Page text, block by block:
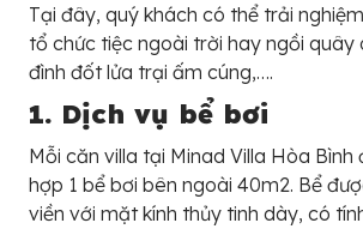
Tại đây, quý khách có thể trải
tổ chức tiệc ngoài trời hay ngồi quây
đình đốt lửa trại ấm cúng,….
1. Dịch vụ bể bơi
Mỗi căn villa tại Minad Villa Hòa Bình
hợp 1 bể bơi bên ngoài 40m2. Bể
viền với mặt kính thủy tinh dày, có